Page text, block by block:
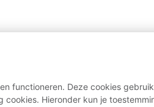
functioneren. Deze cookies
Hieronder kun je